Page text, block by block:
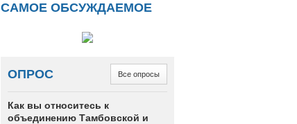
САМОЕ ОБСУЖДАЕМОЕ
ОПРОС Все опросы
Как вы относитесь к
объединению Тамбовской и